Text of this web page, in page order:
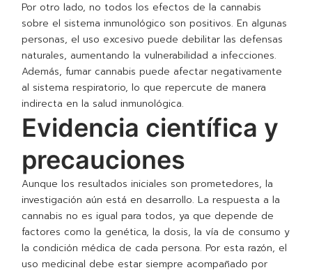
Por otro lado, no todos los efectos de la cannabis
sobre el sistema inmunológico son positivos. En algunas
personas, el uso excesivo puede debilitar las defensas
naturales, aumentando la vulnerabilidad a infecciones.
Además, fumar cannabis puede afectar negativamente
al sistema respiratorio, lo que repercute de manera
indirecta en la salud inmunológica.
Evidencia científica y
precauciones
Aunque los resultados iniciales son prometedores, la
investigación aún está en desarrollo. La respuesta a la
cannabis no es igual para todos, ya que depende de
factores como la genética, la dosis, la vía de consumo y
la condición médica de cada persona. Por esta razón, el
uso medicinal debe estar siempre acompañado por